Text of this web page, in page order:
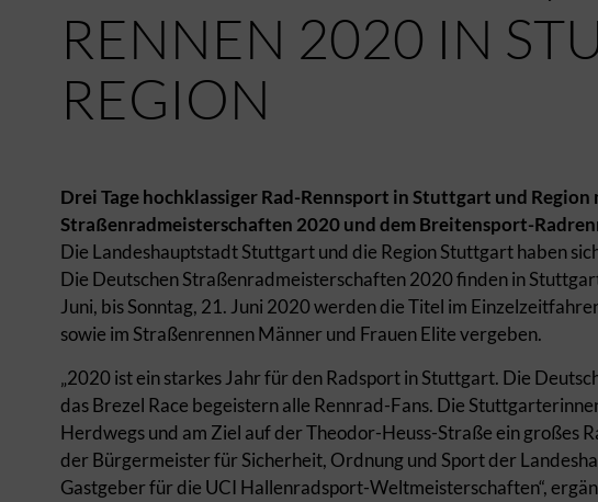
ENNEN 2020 IN
EGION
Drei Tage hochklassiger Rad-Rennsport in Stuttgart und Region
Straßenradmeisterschaften 2020 und dem Breitensport-
Die Landeshauptstadt Stuttgart und die Region Stuttgart haben
Die Deutschen Straßenradmeisterschaften 2020 finden in
Juni, bis Sonntag, 21. Juni 2020 werden die Titel im
sowie im Straßenrennen Männer und Frauen Elite vergeben.
„2020 ist ein starkes Jahr für den Radsport in Stuttgart. Die
das Brezel Race begeistern alle Rennrad-Fans. Die
Herdwegs und am Ziel auf der Theodor-Heuss-Straße ein großes
der Bürgermeister für Sicherheit, Ordnung und Sport der
Gastgeber für die UCI Hallenradsport-Weltmeisterschaften“,